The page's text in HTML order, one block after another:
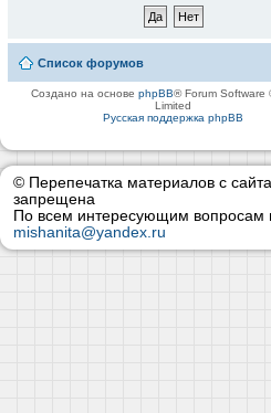
Список форумов
Создано на основеphpBB® Forum Software
Limited
Русская поддержка phpBB
© Перепечатка материалов с сайта
запрещена
По всем интересующим вопросам
mishanita@yandex.ru